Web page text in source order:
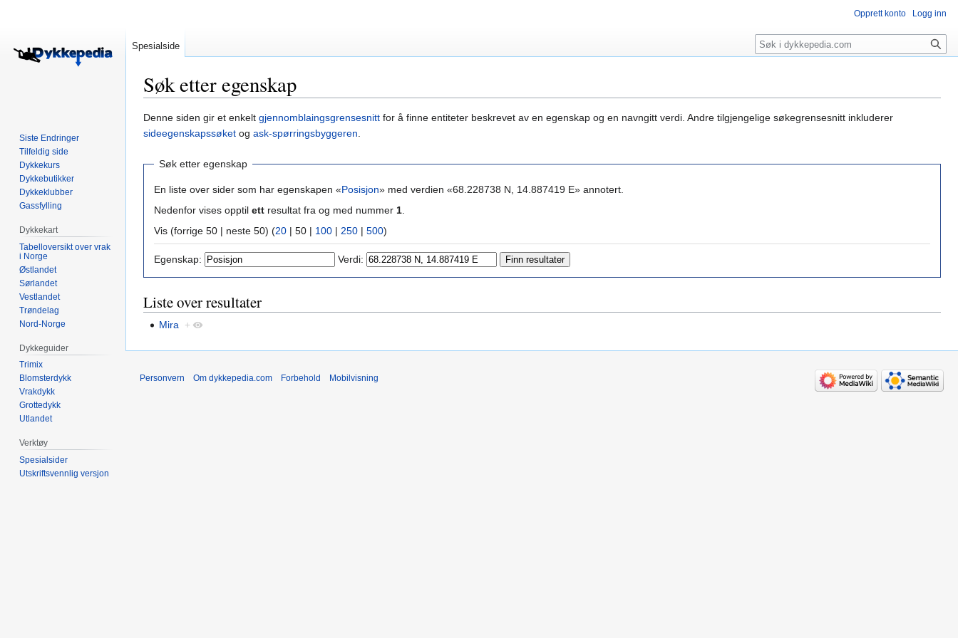
Søk etter egenskap
Hopp
til
Hopp
til
Denne siden gir et enkelt gjennomblaingsgrensesnitt for å finne entiteter beskrevet av en egenskap og en navngitt verdi. Andre tilgjengelige søkegrensesnitt inkluderer
sideegenskapssøket og ask-spørringsbyggeren.
Søk etter egenskap
En liste over sider som har egenskapen «Posisjon» med verdien «68.228738 N, 14.887419 E» annotert.
Nedenfor vises opptil ett resultat fra og med nummer 1.
Vis (forrige 50 | neste 50) (20 | 50 | 100 | 250 | 500)
Egenskap: Verdi:
Liste over resultater
Mira +
Opprett konto Logg inn
Spesialside Søk
Siste Endringer
Tilfeldig side
Dykkekurs
Dykkebutikker
Dykkeklubber
Gassfylling
Dykkekart
Tabelloversikt over vrak
i Norge
Østlandet
Sørlandet
Vestlandet
Trøndelag
Nord-Norge
Dykkeguider
Trimix
Blomsterdykk
Vrakdykk
Grottedykk
Utlandet
Verktøy
Spesialsider
Utskriftsvennlig versjon
Personvern Om dykkepedia.com Forbehold Mobilvisning